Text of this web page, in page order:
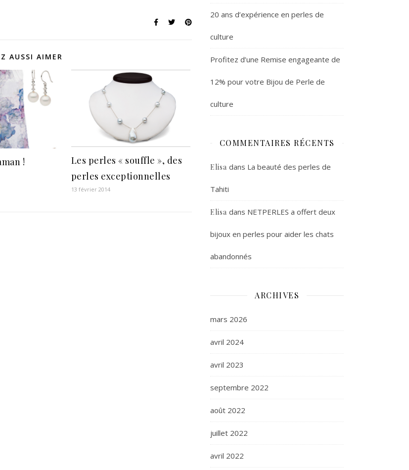
AUSSI AIMER
!
Les perles « souffle », des
perles exceptionnelles
13 février 2014
20 ans d’expérience en perles de
culture
Profitez d’une Remise engageante de
12% pour votre Bijou de Perle de
culture
COMMENTAIRES RÉCENTS
Elisa dans La beauté des perles de
Tahiti
Elisa dans NETPERLES a offert deux
bijoux en perles pour aider les chats
abandonnés
ARCHIVES
mars 2026
avril 2024
avril 2023
septembre 2022
août 2022
juillet 2022
avril 2022